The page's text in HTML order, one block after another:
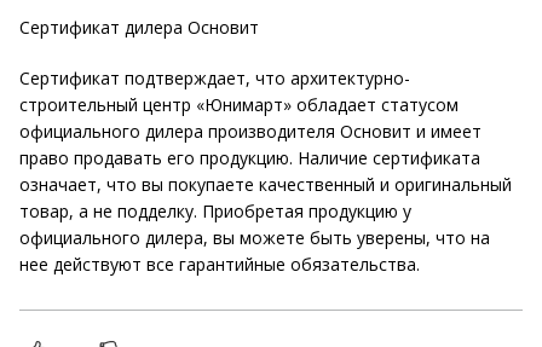
Сертификат дилера Основит
Сертификат подтверждает, что архитектурно-
строительный центр «Юнимарт» обладает статусом
официального дилера производителя Основит и имеет
право продавать его продукцию. Наличие сертификата
означает, что вы покупаете качественный и оригинальный
товар, а не подделку. Приобретая продукцию у
официального дилера, вы можете быть уверены, что на
нее действуют все гарантийные обязательства.